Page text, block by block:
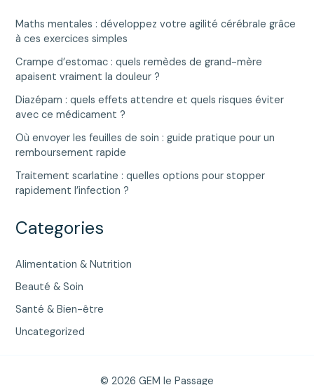
Maths mentales : développez votre agilité cérébrale grâce
à ces exercices simples
Crampe d’estomac : quels remèdes de grand-mère
apaisent vraiment la douleur ?
Diazépam : quels effets attendre et quels risques éviter
avec ce médicament ?
Où envoyer les feuilles de soin : guide pratique pour un
remboursement rapide
Traitement scarlatine : quelles options pour stopper
rapidement l’infection ?
Categories
Alimentation & Nutrition
Beauté & Soin
Santé & Bien-être
Uncategorized
© 2026 GEM le Passage